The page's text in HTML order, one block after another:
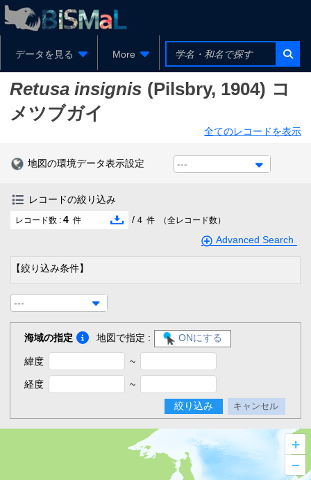
データを見る More
Retusa insignis (Pilsbry, 1904) コ
メツブガイ
全てのレコードを表示
地図の環境データ表示設定 ---
レコードの絞り込み
レコード数 : 4 件 / 4 件 （全レコード数）
Advanced Search
【絞り込み条件】
---
海域の指定 地図で指定 : ONにする
緯度 ~
経度
~
絞り込み
キャンセル
+
–